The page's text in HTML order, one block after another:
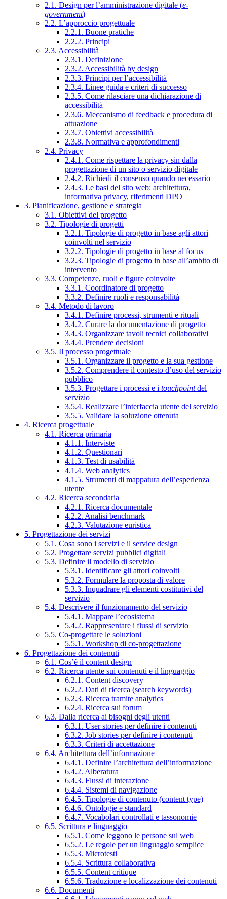
2.1. Design per l’amministrazione digitale (e-
government)
2.2. L’approccio progettuale
2.2.1. Buone pratiche
2.2.2. Principi
2.3. Accessibilità
2.3.1. Definizione
2.3.2. Accessibilità by design
2.3.3. Principi per l’accessibilità
2.3.4. Linee guida e criteri di successo
2.3.5. Come rilasciare una dichiarazione di
accessibilità
2.3.6. Meccanismo di feedback e procedura di
attuazione
2.3.7. Obiettivi accessibilità
2.3.8. Normativa e approfondimenti
2.4. Privacy
2.4.1. Come rispettare la privacy sin dalla
progettazione di un sito o servizio digitale
2.4.2. Richiedi il consenso quando necessario
2.4.3. Le basi del sito web: architettura,
informativa privacy, riferimenti DPO
3. Pianificazione, gestione e strategia
3.1. Obiettivi del progetto
3.2. Tipologie di progetti
3.2.1. Tipologie di progetto in base agli attori
coinvolti nel servizio
3.2.2. Tipologie di progetto in base al focus
3.2.3. Tipologie di progetto in base all’ambito di
intervento
3.3. Competenze, ruoli e figure coinvolte
3.3.1. Coordinatore di progetto
3.3.2. Definire ruoli e responsabilità
3.4. Metodo di lavoro
3.4.1. Definire processi, strumenti e rituali
3.4.2. Curare la documentazione di progetto
3.4.3. Organizzare tavoli tecnici collaborativi
3.4.4. Prendere decisioni
3.5. Il processo progettuale
3.5.1. Organizzare il progetto e la sua gestione
3.5.2. Comprendere il contesto d’uso del servizio
pubblico
3.5.3. Progettare i processi e i touchpointdel
servizio
3.5.4. Realizzare l’interfaccia utente del servizio
3.5.5. Validare la soluzione ottenuta
4. Ricerca progettuale
4.1. Ricerca primaria
4.1.1. Interviste
4.1.2. Questionari
4.1.3. Test di usabilità
4.1.4. Web analytics
4.1.5. Strumenti di mappatura dell’esperienza
utente
4.2. Ricerca secondaria
4.2.1. Ricerca documentale
4.2.2. Analisi benchmark
4.2.3. Valutazione euristica
5. Progettazione dei servizi
5.1. Cosa sono i servizi e il service design
5.2. Progettare servizi pubblici digitali
5.3. Definire il modello di servizio
5.3.1. Identificare gli attori coinvolti
5.3.2. Formulare la proposta di valore
5.3.3. Inquadrare gli elementi costitutivi del
servizio
5.4. Descrivere il funzionamento del servizio
5.4.1. Mappare l’ecosistema
5.4.2. Rappresentare i flussi di servizio
5.5. Co-progettare le soluzioni
5.5.1. Workshop di co-progettazione
6. Progettazione dei contenuti
6.1. Cos’è il content design
6.2. Ricerca utente sui contenuti e il linguaggio
6.2.1. Content discovery
6.2.2. Dati di ricerca (search keywords)
6.2.3. Ricerca tramite analytics
6.2.4. Ricerca sui forum
6.3. Dalla ricerca ai bisogni degli utenti
6.3.1. User stories per definire i contenuti
6.3.2. Job stories per definire i contenuti
6.3.3. Criteri di accettazione
6.4. Architettura dell’informazione
6.4.1. Definire l’architettura dell’informazione
6.4.2. Alberatura
6.4.3. Flussi di interazione
6.4.4. Sistemi di navigazione
6.4.5. Tipologie di contenuto (content type)
6.4.6. Ontologie e standard
6.4.7. Vocabolari controllati e tassonomie
6.5. Scrittura e linguaggio
6.5.1. Come leggono le persone sul web
6.5.2. Le regole per un linguaggio semplice
6.5.3. Microtesti
6.5.4. Scrittura collaborativa
6.5.5. Content critique
6.5.6. Traduzione e localizzazione dei contenuti
6.6. Documenti